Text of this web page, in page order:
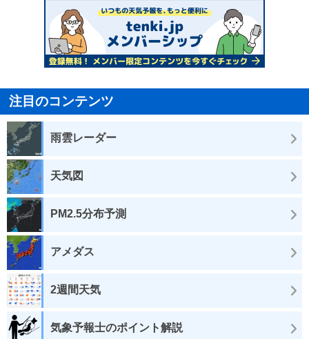
注目のコンテンツ
雨雲レーダー
天気図
PM2.5分布予測
アメダス
2週間天気
気象予報士のポイント解説